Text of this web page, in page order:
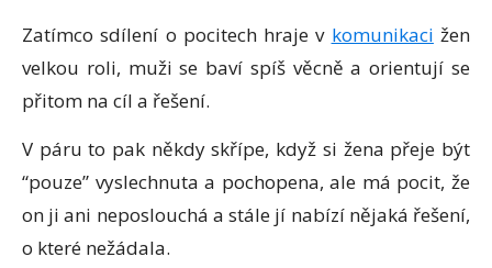
Zatímco sdílení o pocitech hraje v komunikaci žen
velkou roli, muži se baví spíš věcně a orientují se
přitom na cíl a řešení.
V páru to pak někdy skřípe, když si žena přeje být
“pouze” vyslechnuta a pochopena, ale má pocit, že
on ji ani neposlouchá a stále jí nabízí nějaká řešení,
o které nežádala.